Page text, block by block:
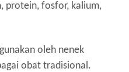
protein, fosfor, kalium,
oleh nenek
obat tradisional.